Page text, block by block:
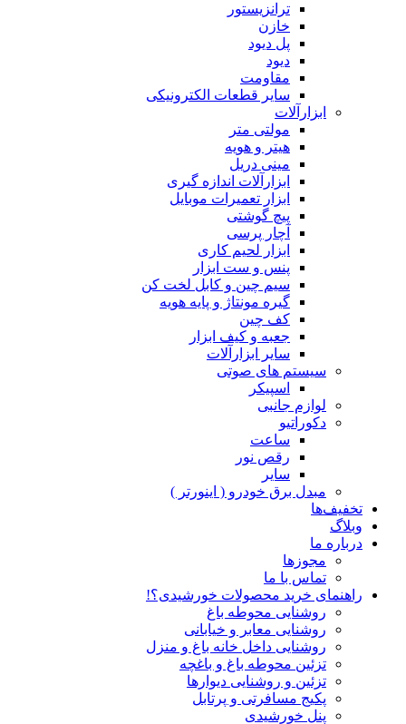
ترانزیستور
خازن
پل دیود
دیود
مقاومت
سایر قطعات الکترونیکی
ابزارآلات
مولتی متر
هیتر و هویه
مینی دریل
ابزارآلات اندازه گیری
ابزار تعمیرات موبایل
پیچ گوشتی
آچار پرسی
ابزار لحیم کاری
پنس و ست ابزار
سیم چین و کابل لخت کن
گیره مونتاژ و پایه هویه
کف چین
جعبه و کیف ابزار
سایر ابزارآلات
سیستم های صوتی
اسپیکر
لوازم جانبی
دکوراتیو
ساعت
رقص نور
سایر
مبدل برق خودرو ( اینورتر )
تخفیف‌ها
وبلاگ
درباره ما
مجوزها
تماس با ما
راهنمای خرید محصولات خورشیدی؟!
روشنایی محوطه باغ
روشنایی معابر و خیابانی
روشنایی داخل خانه باغ و منزل
تزئین محوطه باغ و باغچه
تزئین و روشنایی دیوارها
پکیج مسافرتی و پرتابل
پنل خورشیدی